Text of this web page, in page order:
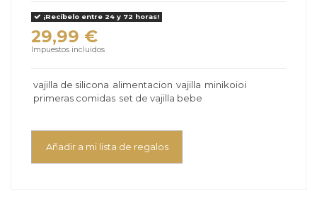
¡Recíbelo entre 24 y 72 horas!
29,99 €
Impuestos incluidos
vajilla de silicona alimentacion vajilla minikoioi
primeras comidas set de vajilla bebe
Añadir a mi lista de regalos